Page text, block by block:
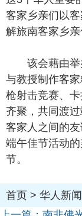
客家乡亲们以
解旅南客家乡亲
该会藉由
与教授制作客
枪射击竞赛、
齐聚，共同渡
客家人之间的
端午佳节活动
节。
首页 > 华人新闻